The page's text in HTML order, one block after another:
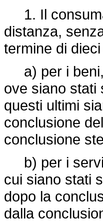
1. Il
distanza,
termine di
a) per i beni,
ove siano stati
questi ultimi
conclusione
conclusione
b) per i
cui siano stati
dopo la
dalla